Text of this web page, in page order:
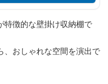
特徴的な壁掛け収納棚で
、おしゃれな空間を演出で